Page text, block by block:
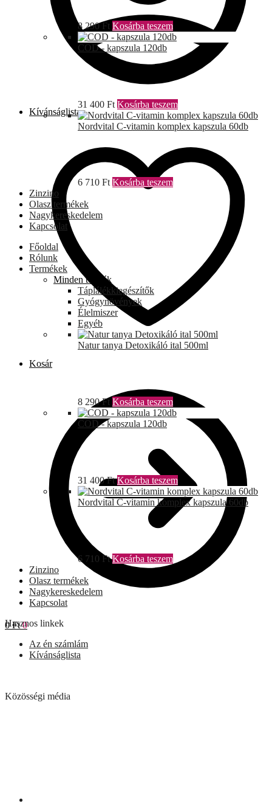
Kívánságlista
Kosár
0Ft 0
8 290Ft Kosárba teszem
COD - kapszula 120db
31 400 Ft Kosárba teszem
Nordvital C-vitamin komplex kapszula 60db
6 710 Ft Kosárba teszem
Zinzino
Olasz termékek
Nagykereskedelem
Kapcsolat
Főoldal
Rólunk
Termékek
Minden termék
Táplálékkiegészítők
Gyógynövények
Élelmiszer
Egyéb
Natur tanya Detoxikáló ital 500ml
8 290Ft Kosárba teszem
COD - kapszula 120db
31 400Ft Kosárba teszem
Nordvital C-vitamin komplex kapszula 60db
6 710 Ft Kosárba teszem
Zinzino
Olasz termékek
Nagykereskedelem
Kapcsolat
Hasznos linkek
Az én számlám
Kívánságlista
Közösségi média